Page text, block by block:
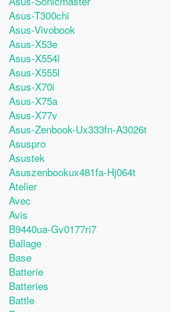
Asus-T300chi
Asus-Vivobook
Asus-X53e
Asus-X554l
Asus-X555l
Asus-X70i
Asus-X75a
Asus-X77v
Asus-Zenbook-Ux333fn-A3026t
Asuspro
Asustek
Asuszenbookux481fa-Hj064t
Atelier
Avec
Avis
B9440ua-Gv0177ri7
Ballage
Base
Batterie
Batteries
Battle